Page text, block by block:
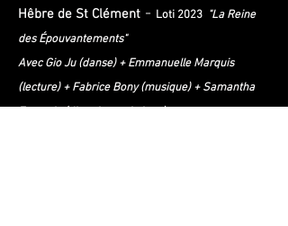
Hêbre de St Clément - Loti 2023 "La Reine
des Épouvantements"
AvecGio Ju(danse) + Emmanuelle Marquis
(lecture) + Fabrice Bony (musique) + Samantha